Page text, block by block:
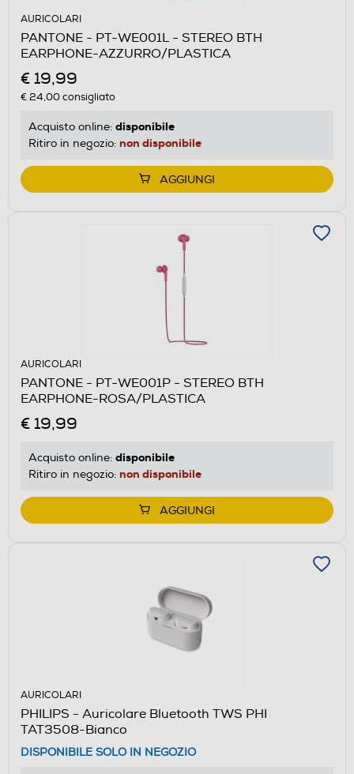
AURICOLARI
PANTONE - PT-WE001L - STEREO BTH
EARPHONE-AZZURRO/PLASTICA
€ 19,99
€ 24,00consigliato
Acquisto online: disponibile
Ritiro in negozio: non disponibile
AGGIUNGI
AURICOLARI
PANTONE - PT-WE001P - STEREO BTH
EARPHONE-ROSA/PLASTICA
€ 19,99
Acquisto online: disponibile
Ritiro in negozio: non disponibile
AGGIUNGI
AURICOLARI
PHILIPS - Auricolare Bluetooth TWS PHI
TAT3508-Bianco
DISPONIBILE SOLO IN NEGOZIO